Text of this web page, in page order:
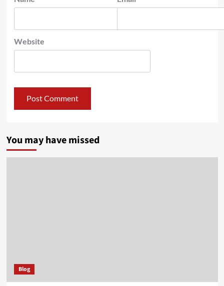
Website
You may have missed
Blog